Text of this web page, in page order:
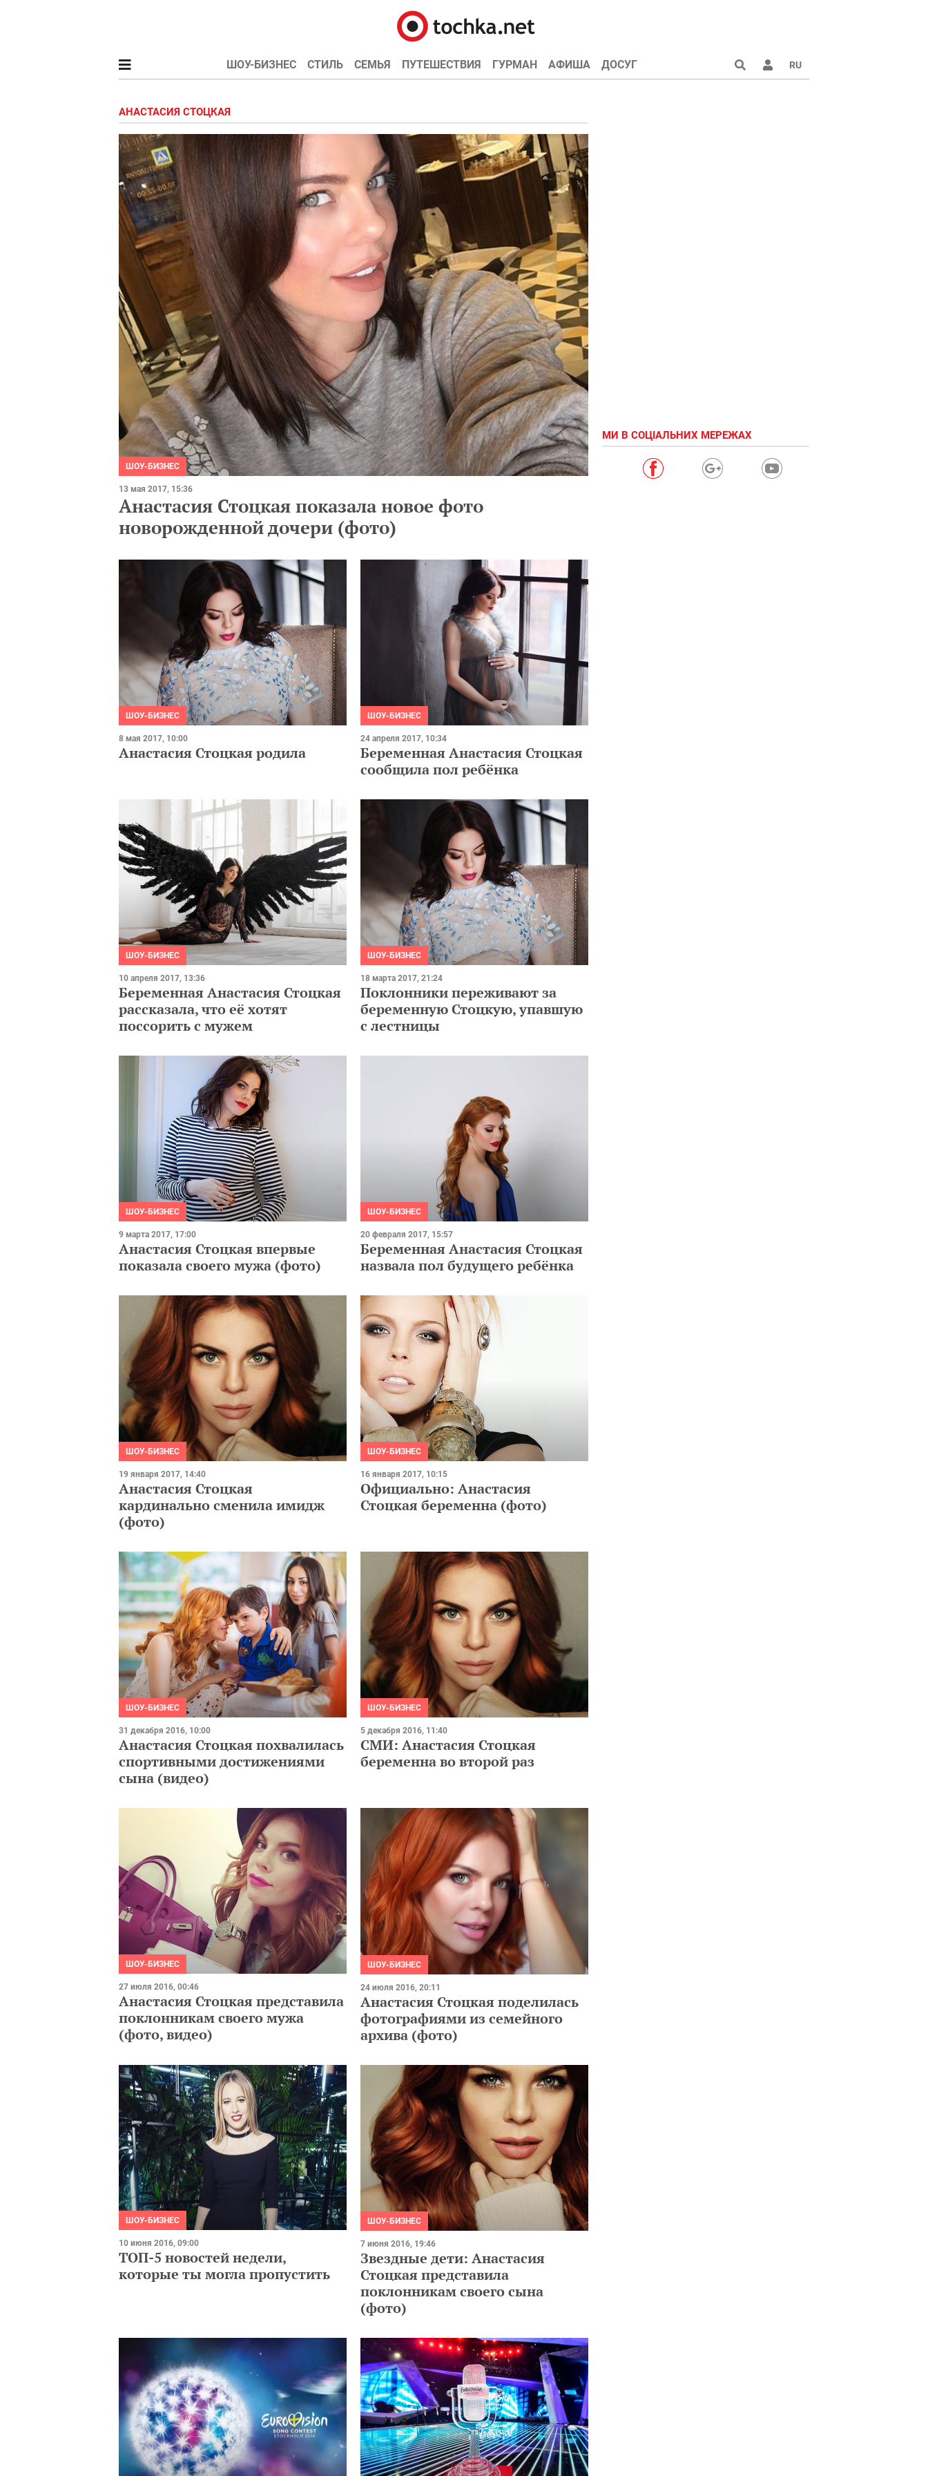
ШОУ-БИЗНЕС СТИЛЬ СЕМЬЯ ПУТЕШЕСТВИЯ ГУРМАН АФИША ДОСУГ RU
АНАСТАСИЯ СТОЦКАЯ
ШОУ-БИЗНЕС
13 мая 2017, 15:36
Анастасия Стоцкая показала новое фото
новорожденной дочери (фото)
ШОУ-БИЗНЕС
8 мая 2017, 10:00
Анастасия Стоцкая родила
ШОУ-БИЗНЕС
24 апреля 2017, 10:34
Беременная Анастасия Стоцкая
сообщила пол ребёнка
ШОУ-БИЗНЕС
10 апреля 2017, 13:36
Беременная Анастасия Стоцкая
рассказала, что её хотят
поссорить с мужем
ШОУ-БИЗНЕС
18 марта 2017, 21:24
Поклонники переживают за
беременную Стоцкую, упавшую
с лестницы
ШОУ-БИЗНЕС
9 марта 2017, 17:00
Анастасия Стоцкая впервые
показала своего мужа (фото)
ШОУ-БИЗНЕС
20 февраля 2017, 15:57
Беременная Анастасия Стоцкая
назвала пол будущего ребёнка
ШОУ-БИЗНЕС
19 января 2017, 14:40
Анастасия Стоцкая
кардинально сменила имидж
(фото)
ШОУ-БИЗНЕС
16 января 2017, 10:15
Официально: Анастасия
Стоцкая беременна (фото)
ШОУ-БИЗНЕС
31 декабря 2016, 10:00
Анастасия Стоцкая похвалилась
спортивными достижениями
сына (видео)
ШОУ-БИЗНЕС
5 декабря 2016, 11:40
СМИ: Анастасия Стоцкая
беременна во второй раз
ШОУ-БИЗНЕС
27 июля 2016, 00:46
Анастасия Стоцкая представила
поклонникам своего мужа
(фото, видео)
ШОУ-БИЗНЕС
24 июля 2016, 20:11
Анастасия Стоцкая поделилась
фотографиями из семейного
архива (фото)
ШОУ-БИЗНЕС
10 июня 2016, 09:00
ТОП-5 новостей недели,
которые ты могла пропустить
ШОУ-БИЗНЕС
7 июня 2016, 19:46
Звездные дети: Анастасия
Стоцкая представила
поклонникам своего сына
(фото)
МИ В СОЦІАЛЬНИХ МЕРЕЖАХ